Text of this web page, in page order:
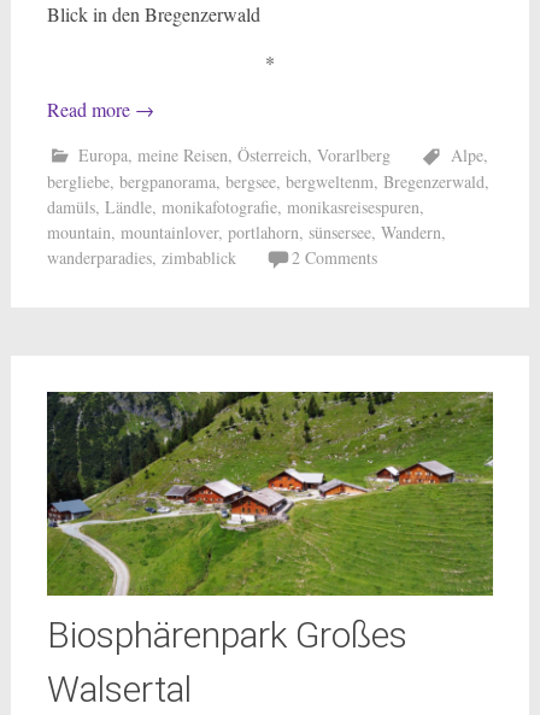
Blick in den Bregenzerwald
*
Read more →
Europa, meine Reisen, Österreich, Vorarlberg Alpe,
bergliebe, bergpanorama, bergsee, bergweltenm, Bregenzerwald,
damüls, Ländle, monikafotografie, monikasreisespuren,
mountain, mountainlover, portlahorn, sünsersee, Wandern,
wanderparadies, zimbablick 2 Comments
Biosphärenpark Großes
Walsertal